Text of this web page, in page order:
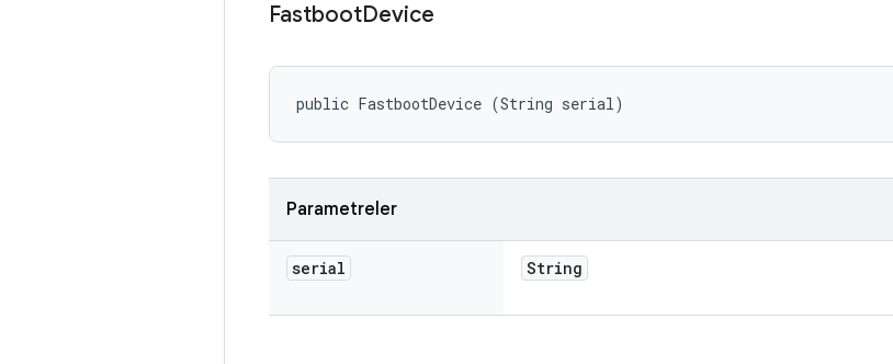
FastbootDevice
public FastbootDevice (String serial)
Parametreler
serial String